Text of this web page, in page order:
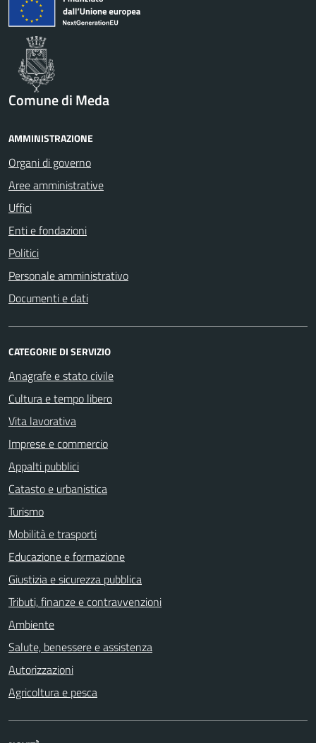
Comune di Meda
AMMINISTRAZIONE
Organi di governo
Aree amministrative
Uffici
Enti e fondazioni
Politici
Personale amministrativo
Documenti e dati
CATEGORIE DI SERVIZIO
Anagrafe e stato civile
Cultura e tempo libero
Vita lavorativa
Imprese e commercio
Appalti pubblici
Catasto e urbanistica
Turismo
Mobilità e trasporti
Educazione e formazione
Giustizia e sicurezza pubblica
Tributi, finanze e contravvenzioni
Ambiente
Salute, benessere e assistenza
Autorizzazioni
Agricoltura e pesca